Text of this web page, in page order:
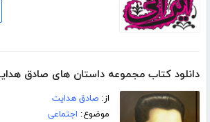
دانلود کتاب مجموعه داستان های صادق
از:صادق هدایت
موضوع: اجتماعی